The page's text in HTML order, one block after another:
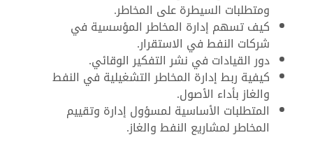
ومتطلبات السيطرة على المخاطر.
كيف تسهم إدارة المخاطر المؤسسية في
شركات النفط في الاستقرار.
دور القيادات في نشر التفكير الوقائي.
كيفية ربط إدارة المخاطر التشغيلية في النفط
والغاز بأداء الأصول.
المتطلبات الأساسية لمسؤول إدارة وتقييم
المخاطر لمشاريع النفط والغاز.